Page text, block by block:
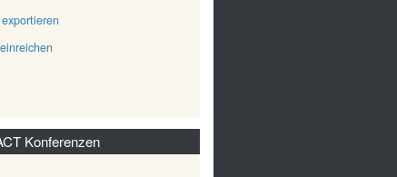
Konferenzen